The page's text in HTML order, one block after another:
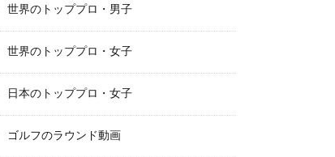
世界のトッププロ・男子
世界のトッププロ・女子
日本のトッププロ・女子
ゴルフのラウンド動画